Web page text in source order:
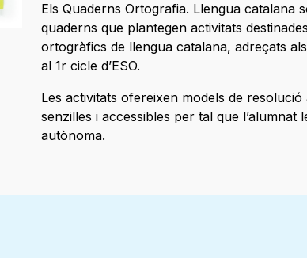
Els Quaderns Ortografia. Llengua catalana
quaderns que plantegen activitats
ortogràfics de llengua catalana, adreçats
al 1r cicle d’ESO.
Les activitats ofereixen models de resolució
senzilles i accessibles per tal que
autònoma.